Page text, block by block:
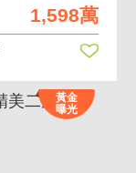
1,598萬
黃金
曝光